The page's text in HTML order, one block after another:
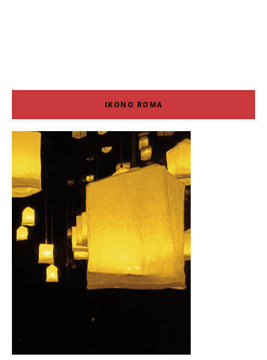
IKONO ROMA